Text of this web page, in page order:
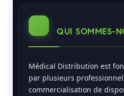
QUI SOMMES-
Médical Distribution est
par plusieurs
commercialisation de